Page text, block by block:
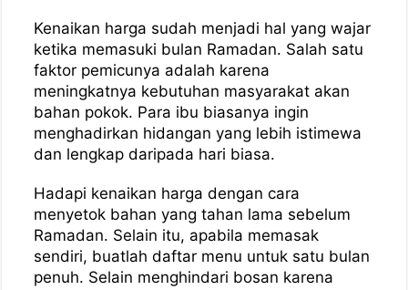
Kenaikan harga sudah menjadi hal yang wajar
ketika memasuki bulan Ramadan. Salah satu
faktor pemicunya adalah karena
meningkatnya kebutuhan masyarakat akan
bahan pokok. Para ibu biasanya ingin
menghadirkan hidangan yang lebih istimewa
dan lengkap daripada hari biasa.
Hadapi kenaikan harga dengan cara
menyetok bahan yang tahan lama sebelum
Ramadan. Selain itu, apabila memasak
sendiri, buatlah daftar menu untuk satu bulan
penuh. Selain menghindari bosan karena